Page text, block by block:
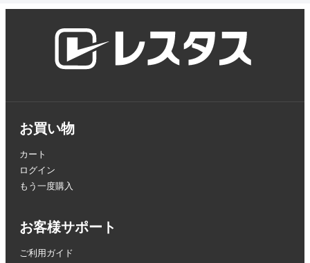
お買い物
カート
ログイン
もう一度購入
お客様サポート
ご利用ガイド